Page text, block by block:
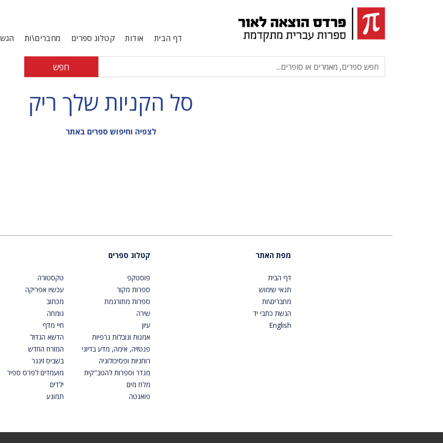
דף הבית אודות קטלוג ספרים מחברים\ות
חפש
סל הקניות שלך ריק
לצפיה וחיפוש ספרים באתר
מפת האתר
דף הבית
תנאי שימוש
מחברים\ות
הגשת כתבי יד
English
קטלוג ספרים
פוסטקפ
ספרות מקור
ספרות מתורגמת
שירה
עיון
אמנות ונובלות גרפיות
פנטזיה, אימה, מדע בדיוני
רוחניות ופסיכולוגיה
מגדר וספרות להטב"קית
מלח מים
פואנטה
טקסטורה
עכשיו אפריקה
מכתוב
גומחה
חיי מדף
הדשא הגדול
המזרח החדש
בשביס זינגר
מועמדים לפרס ספיר
ילדים
תמונע